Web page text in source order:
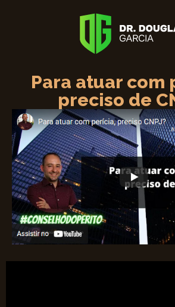
Para atuar com
preciso de